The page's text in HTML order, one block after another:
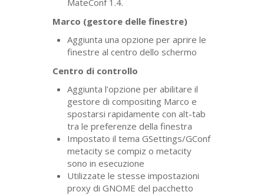
MateConf 1.4.
Marco (gestore delle finestre)
Aggiunta una opzione per aprire le
finestre al centro dello schermo
Centro di controllo
Aggiunta l’opzione per abilitare il
gestore di compositing Marco e
spostarsi rapidamente con alt-tab
tra le preferenze della finestra
Impostato il tema GSettings/GConf
metacity se compiz o metacity
sono in esecuzione
Utilizzate le stesse impostazioni
proxy diGNOME del pacchetto